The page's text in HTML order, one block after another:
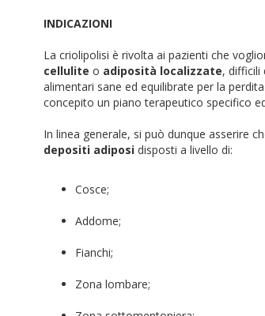
INDICAZIONI
La criolipolisi è rivolta ai pazienti che
cellulite o adiposità localizzate, difficili
alimentari sane ed equilibrate per la
concepito un piano terapeutico specifico
In linea generale, si può dunque asserire
depositi adiposi disposti a livello di:
Cosce;
Addome;
Fianchi;
Zona lombare;